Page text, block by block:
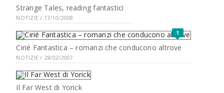
Strange Tales, reading fantastici
NOTIZIE / 17/10/2008
1
Cirié Fantastica – romanzi che conducono altrove
NOTIZIE / 28/02/2007
Il Far West di Yorick